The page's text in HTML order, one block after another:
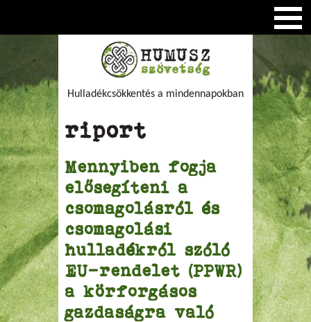
Hulladékcsökkentés a mindennapokban
riport
Mennyiben fogja
elősegíteni a
csomagolásról és
csomagolási
hulladékról szóló
EU-rendelet (PPWR)
a körforgásos
gazdaságra való